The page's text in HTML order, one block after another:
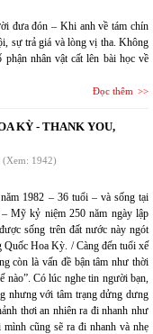
đưa đón – Khi anh về tám chín
sự trả giá và lòng vị tha. Không
nhân vật cất lên bài học về
Đọc thêm
KỲ - THANK YOU,
(Xem: 1942)
1982 – 36 tuổi – và sống tại
Mỹ kỷ niệm 250 năm ngày lập
sống trên đất nước này ngót
Quốc Hoa Kỳ. / Càng đến tuổi xế
còn là vấn đề bận tâm như thời
nào”. Có lúc nghe tin người bạn,
nhưng với tâm trạng dửng dưng
thơi an nhiên ra đi nhanh như
cũng sẽ ra đi nhanh và nhẹ